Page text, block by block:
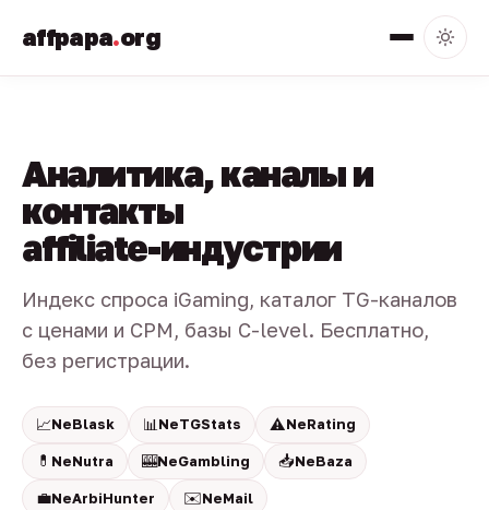
affpapa.org
Аналитика, каналы и
контакты
affiliate-индустрии
Индекс спроса iGaming, каталог TG-каналов
с ценами и CPM, базы C-level. Бесплатно,
без регистрации.
📈NeBlask 📊 NeTGStats ⚠️NeRating
💊 NeNutra 🎰NeGambling 📥NeBaza
💼NeArbiHunter ✉️NeMail